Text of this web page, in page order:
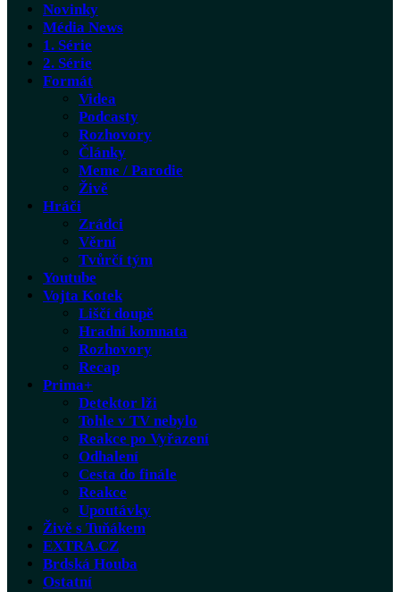
Novinky
Média News
1. Série
2. Série
Formát
Videa
Podcasty
Rozhovory
Články
Meme / Parodie
Živě
Hráči
Zrádci
Věrní
Tvůrčí tým
Youtube
Vojta Kotek
Liščí doupě
Hradní komnata
Rozhovory
Recap
Prima+
Detektor lži
Tohle v TV nebylo
Reakce po Vyřazení
Odhalení
Cesta do finále
Reakce
Upoutávky
Živě s Tuňákem
EXTRA.CZ
Brdská Houba
Ostatní